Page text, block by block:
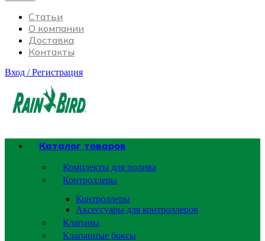
Статьи
О компании
Доставка
Контакты
Вход / Регистрация
Каталог товаров
Комплекты для полива
Контроллеры
Контроллеры
Аксессуары для контроллеров
Клапаны
Клапанные боксы